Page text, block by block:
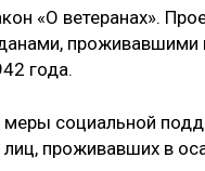
«О ветеранах».
проживавшими
года.
меры социальной
проживавших в